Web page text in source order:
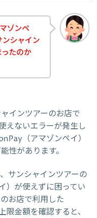
ゾンペ
シャイン
たのか
インツアーのお店で
えないエラーが発生し
（アマゾンペイ）
性があります。
サンシャインツアーの
）が使えずに困ってい
お店で利用した
金額を確認すると、